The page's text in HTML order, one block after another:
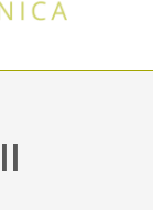
i seguretat
Utilitats